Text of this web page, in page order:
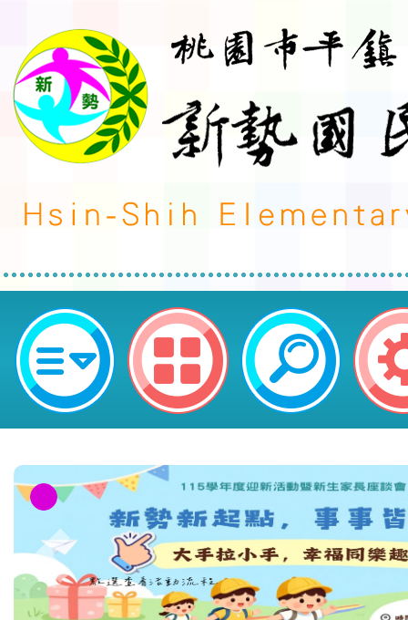
114年度有聲書學會「全國1~12年
生、家長及特教老師資訊輔具教學
源介紹-桃園市平鎮區新勢國民小學